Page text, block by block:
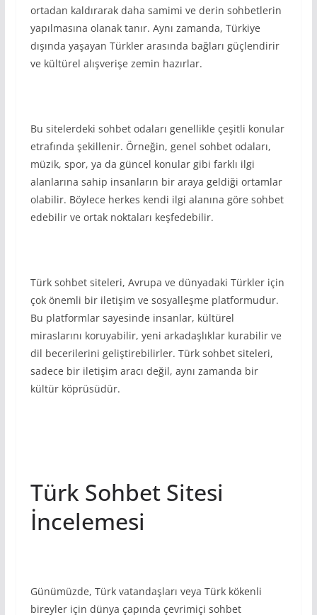
ortadan kaldırarak daha samimi ve derin sohbetlerin
yapılmasına olanak tanır. Aynı zamanda, Türkiye
dışında yaşayan Türkler arasında bağları güçlendirir
ve kültürel alışverişe zemin hazırlar.
Bu sitelerdeki sohbet odaları genellikle çeşitli konular
etrafında şekillenir. Örneğin, genel sohbet odaları,
müzik, spor, ya da güncel konular gibi farklı ilgi
alanlarına sahip insanların bir araya geldiği ortamlar
olabilir. Böylece herkes kendi ilgi alanına göre sohbet
edebilir ve ortak noktaları keşfedebilir.
Türk sohbet siteleri, Avrupa ve dünyadaki Türkler için
çok önemli bir iletişim ve sosyalleşme platformudur.
Bu platformlar sayesinde insanlar, kültürel
miraslarını koruyabilir, yeni arkadaşlıklar kurabilir ve
dil becerilerini geliştirebilirler. Türk sohbet siteleri,
sadece bir iletişim aracı değil, aynı zamanda bir
kültür köprüsüdür.
Türk Sohbet Sitesi
İncelemesi
Günümüzde, Türk vatandaşları veya Türk kökenli
bireyler için dünya çapında çevrimiçi sohbet